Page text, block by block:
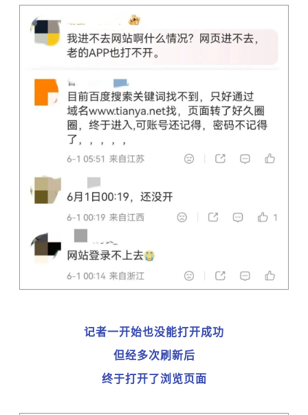
记者一开始也没能打开成功
但经多次刷新后
终于打开了浏览页面